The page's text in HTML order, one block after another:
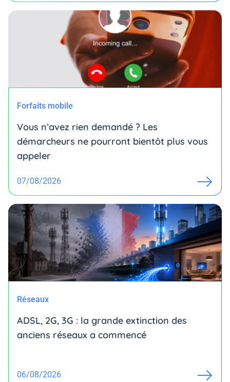
Forfaits mobile
Vous n’avez rien demandé ? Les
démarcheurs ne pourront bientôt plus vous
appeler
07/08/2026
Réseaux
ADSL, 2G, 3G : la grande extinction des
anciens réseaux a commencé
06/08/2026